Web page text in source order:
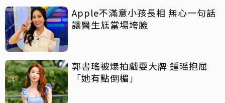
Apple不滿意小孩長相 無心一句話
讓醫生尪當場垮臉
郭書瑤被爆拍戲耍大牌 鍾瑶抱屈
「她有點倒楣」